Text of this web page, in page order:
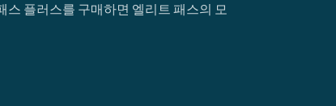
스 플러스를 구매하면 엘리트 패스의 모